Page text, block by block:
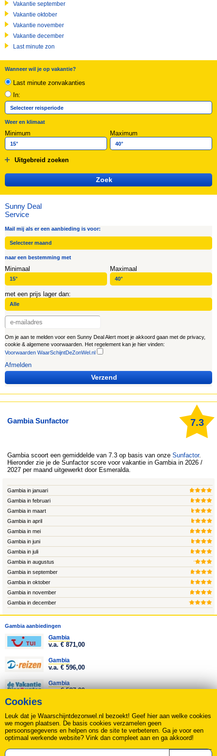
Gambia Sunfactor 7.3
Gambiascoort een gemiddelde van 7.3 op basis van onze Sunfactor.
Hieronder zie je de Sunfactor score voor vakantie in Gambia in 2026 /
2027 per maand uitgewerkt door Esmeralda.
Gambia in januari
Gambia in februari
Gambia in maart
Gambia in april
Gambia in mei
Gambia in juni
Gambia in juli
Gambia in augustus
Gambia in september
Gambia in oktober
Gambia in november
Gambia in december
Gambia aanbiedingen
Gambia
v.a. € 871,00
Gambia
v.a. € 596,00
Gambia
v.a. € 587,00
v.a. € 582,00
Alle Gambia aanbiedingen
Vakantie september
Vakantie oktober
Vakantie november
Vakantie december
Last minute zon
Wanneer wil je op vakantie?
Last minute zonvakanties
In:
Weer en klimaat
Minimum Maximum
Uitgebreid zoeken
Sunny Deal
Service
Mail mij als er een aanbieding is voor:
naar een bestemming met
Minimaal Maximaal
met een prijs lager dan:
Om je aan te melden voor een Sunny Deal Alert moet je akkoord gaan met de privacy,
cookie & algemene voorwaarden. Het regelement kan je hier vinden:
Voorwaarden WaarSchijntDeZonWel.nl
Afmelden
Verzend
Over ons| Contact| Disclaimer, Privacy & Cookie statement|
Cookies
Leuk dat je Waarschijntdezonwel.nl bezoekt! Geef hier aan welke cookies
we mogen plaatsen. De basis cookies verzamelen geen
persoonsgegevens en helpen ons de site te verbeteren. Ga je voor een
optimaal werkende website? Vink dan compleet aan en ga akkoord!